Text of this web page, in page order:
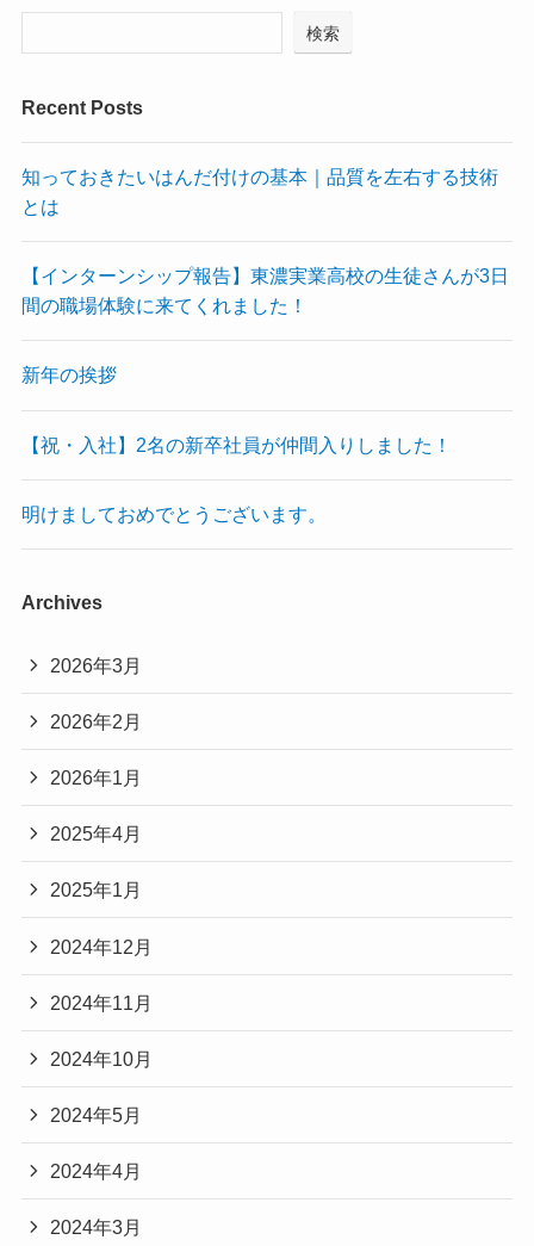
検索
Recent Posts
知っておきたいはんだ付けの基本｜品質を左右する技術
とは
【インターンシップ報告】東濃実業高校の生徒さんが3日
間の職場体験に来てくれました！
新年の挨拶
【祝・入社】2名の新卒社員が仲間入りしました！
明けましておめでとうございます。
Archives
2026年3月
2026年2月
2026年1月
2025年4月
2025年1月
2024年12月
2024年11月
2024年10月
2024年5月
2024年4月
2024年3月